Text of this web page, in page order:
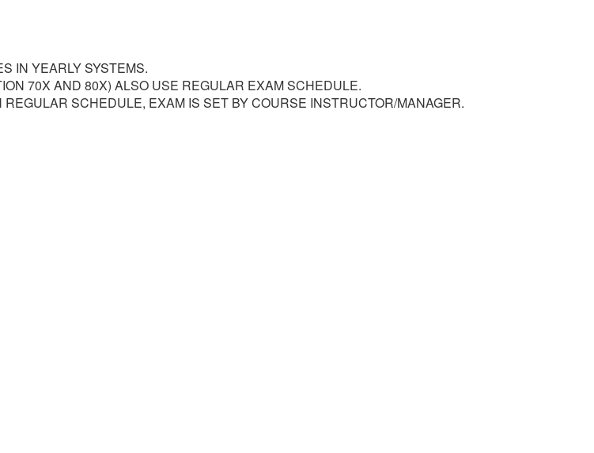
IN YEARLY SYSTEMS.
70X AND 80X) ALSO USE REGULAR EXAM SCHEDULE.
SCHEDULE, EXAM IS SET BY COURSE INSTRUCTOR/MANAGER.